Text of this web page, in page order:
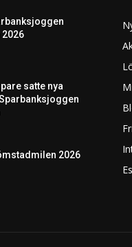
satte nya
2026